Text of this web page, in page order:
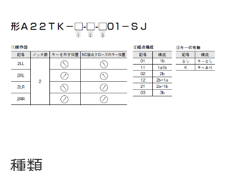
種類